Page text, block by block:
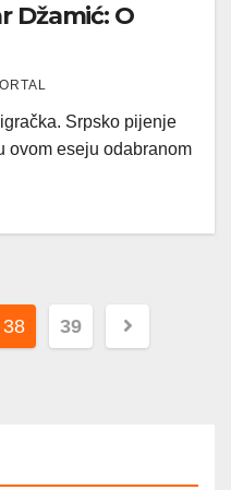
Džamić: O
Srpsko pijenje
ovom eseju odabranom
38 39